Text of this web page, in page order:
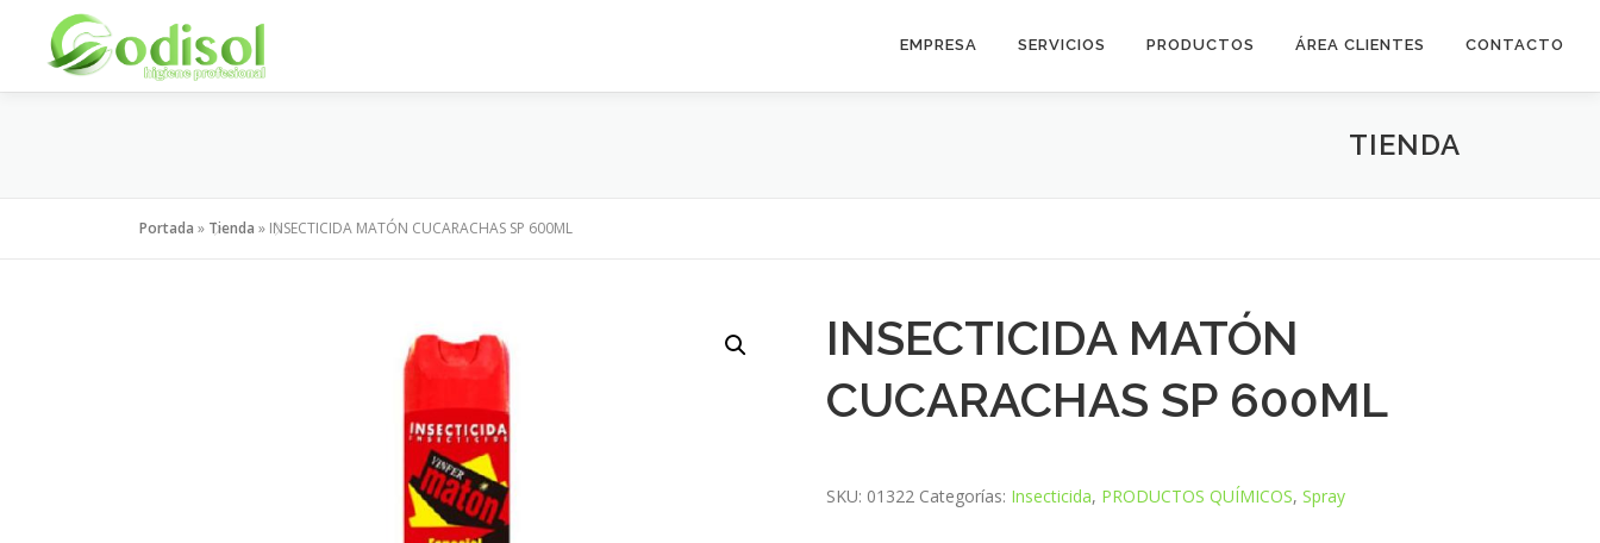
contenido
EMPRESA SERVICIOS PRODUCTOS ÁREA CLIENTES CONTACTO
TIENDA
Portada » Tienda » INSECTICIDA MATÓN CUCARACHAS SP 600ML
INSECTICIDA MATÓN
CUCARACHAS SP 600ML
SKU: 01322 Categorías: Insecticida, PRODUCTOS QUÍMICOS,Spray